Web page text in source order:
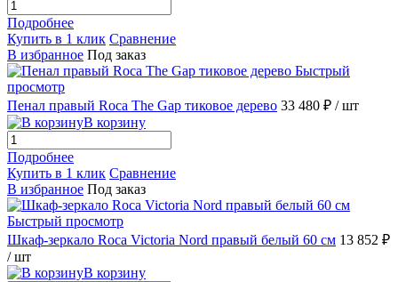
Подробнее
Купить в 1 клик Сравнение
В избранное Под заказ
Быстрый
просмотр
Пенал правый Roca The Gap тиковое дерево 33 480 ₽ / шт
В корзину
Подробнее
Купить в 1 клик Сравнение
В избранное Под заказ
Быстрый просмотр
Шкаф-зеркало Roca Victoria Nord правый белый 60 см 13 852 ₽
/ шт
В корзину